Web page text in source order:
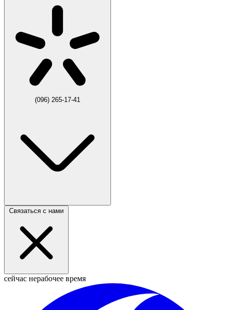
(096) 265-17-41
Связаться с нами
сейчас нерабочее время